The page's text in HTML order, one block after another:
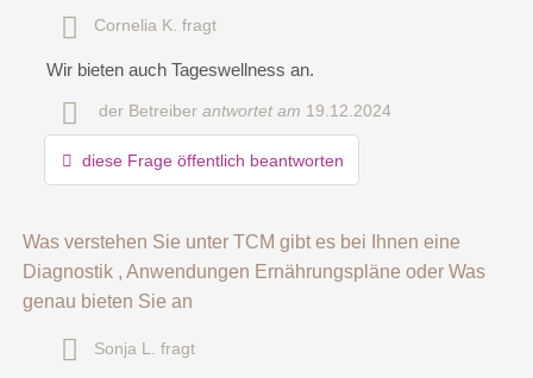
Name
E-Mail-Adresse (wird nicht veröffentlicht)
Cornelia K. fragt
Wir bieten auch Tageswellness an.
der Betreiber antwortet am 19.12.2024
diese Frage öffentlich beantworten
Was verstehen Sie unter TCM gibt es bei Ihnen eine
Diagnostik , Anwendungen Ernährungspläne oder Was
genau bieten Sie an
Sonja L. fragt